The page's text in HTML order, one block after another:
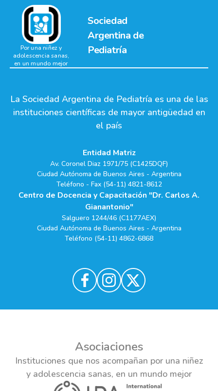
Sociedad
Argentina de
Pediatría
Por una niñez y
adolescencia sanas,
en un mundo mejor
La Sociedad Argentina de Pediatría es una de las
instituciones científicas de mayor antigüedad en
el país
Entidad Matriz
Av. Coronel Diaz 1971/75 (C1425DQF)
Ciudad Autónoma de Buenos Aires - Argentina
Teléfono - Fax (54-11) 4821-8612
Centro de Docencia y Capacitación "Dr. Carlos A.
Gianantonio"
Salguero 1244/46 (C1177AEX)
Ciudad Autónoma de Buenos Aires - Argentina
Teléfono (54-11) 4862-6868
Asociaciones
Instituciones que nos acompañan por una niñez
y adolescencia sanas, en un mundo mejor